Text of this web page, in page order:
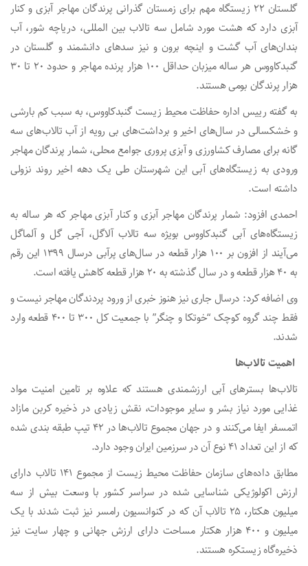
گلستان ۲۲ زیستگاه مهم برای زمستان گذرانی پرندگان مهاجر آبزی و کنار
آبزی دارد که هشت مورد شامل سه تالاب بین المللی، دریاچه شور، آب
بندان‌های آب گشت و اینچه برون و نیز سدهای دانشمند و گلستان در
گنبدکاووس هر ساله میزبان حداقل ۱۰۰ هزار پرنده مهاجر و حدود ۲۰ تا ۳۰
هزار پرندگان بومی هستند.
به گفته رییس اداره حفاظت محیط زیست گنبدکاووس، به سبب کم بارشی
و خشکسالی در سال‌های اخیر و برداشت‌های بی رویه از آب تالاب‌های سه
گانه برای مصارف کشاورزی و آبزی پروری جوامع محلی، شمار پرندگان مهاجر
ورودی به زیستگاه‌های آبی این شهرستان طی یک دهه اخیر روند نزولی
داشته است.
احمدی افزود: شمار پرندگان مهاجر آبزی و کنار آبزی مهاجر که هر ساله به
زیستگاه‌های آبی گنبدکاووس بویژه سه تالاب آلاگل، آجی گل و آلماگل
می‌آیند از افزون بر ۱۰۰ هزار قطعه در سال‌های پرآبی درسال ۱۳۹۹ این رقم
به ۴۰ هزار قطعه و در سال گذشته به ۲۰ هزار قطعه کاهش یافته است.
وی اضافه کرد: درسال جاری نیز هنوز خبری از ورود پردندگان مهاجر نیست و
فقط چند گروه کوچک “خوتکا و چنگر” با جمعیت کل ۳۰۰ تا ۴۰۰ قطعه وارد
شدند.
اهمیت تالاب‌ها
تالاب‌ها بسترهای آبی ارزشمندی هستند که علاوه بر تامین امنیت مواد
غذایی مورد نیاز بشر و سایر موجودات، نقش زیادی در ذخیره کربن مازاد
اتمسفر ایفا می‌کنند و در جهان مجموع تالاب‌ها در ۴۲ تیپ طبقه بندی شده
که از این تعداد ۴۱ نوع آن در سرزمین ایران وجود دارد.
مطابق داده‌های سازمان حفاظت محیط زیست از مجموع ۱۴۱ تالاب دارای
ارزش اکولوژیکی شناسایی شده در سراسر کشور با وسعت بیش از سه
میلیون هکتار، ۲۵ تالاب آن که در کنوانسیون رامسر نیز ثبت شدند با یک
میلیون و ۴۰۰ هزار هکتار مساحت دارای ارزش جهانی و چهار سایت نیز
ذخیره‌گاه زیستکره هستند.